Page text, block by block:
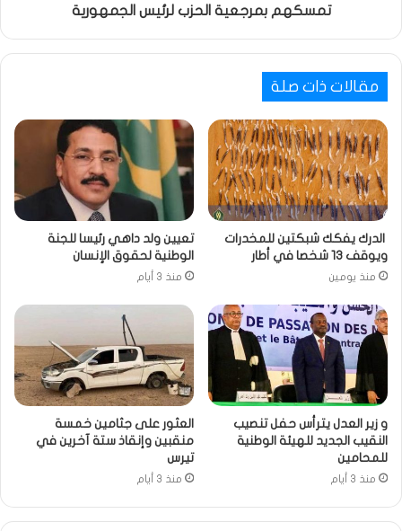
تمسكهم بمرجعية الحزب لرئيس الجمهورية
مقالات ذات صلة
الدرك يفكك شبكتين للمخدرات
ويوقف 13 شخصا في أطار
منذ يومين
تعيين ولد داهي رئيسا للجنة
الوطنية لحقوق الإنسان
منذ 3 أيام
و زير العدل يترأس حفل تنصيب
النقيب الجديد للهيئة الوطنية
للمحامين
منذ 3 أيام
العثور على جثامين خمسة
منقبين وإنقاذ ستة آخرين في
تيرس
منذ 3 أيام